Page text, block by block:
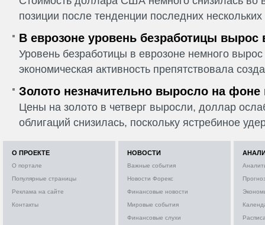
позиции после тенденции последних
В еврозоне уровень безработицы вырос
Уровень безработицы в еврозоне немного
экономическая активность препятствовала
Золото незначительно выросло на фоне
Цены на золото в четверг выросли, доллар
облигаций снизилась, поскольку ястребиное
О ПРОЕКТЕ
О портале
Популярные страницы
Реклама на сайте
Контакты
НОВОСТИ
Важные события
Новости Форекс
Финансовые новости
Мировые события
Финансовые слухи